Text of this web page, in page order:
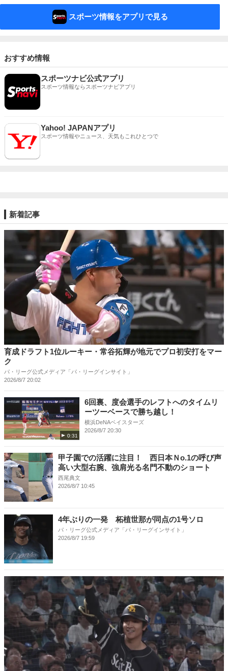
スポーツ情報をアプリで見る
おすすめ情報
スポーツナビ公式アプリ
スポーツ情報ならスポーツナビアプリ
Yahoo! JAPANアプリ
スポーツ情報やニュース、天気もこれひとつで
新着記事
育成ドラフト1位ルーキー・常谷拓輝が地元でプロ初安打をマー
ク
パ・リーグ公式メディア「パ・リーグインサイト」
2026/8/7 20:02
0:31
6回裏、度会選手のレフトへのタイムリ
ーツーベースで勝ち越し！
横浜DeNAベイスターズ
2026/8/7 20:30
甲子園での活躍に注目！ 西日本Ｎo.1の呼び声
高い大型右腕、強肩光る名門不動のショート
西尾典文
2026/8/7 10:45
4年ぶりの一発 柘植世那が同点の1号ソロ
パ・リーグ公式メディア「パ・リーグインサイト」
2026/8/7 19:59